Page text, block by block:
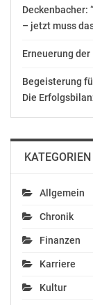
http://
Deborah
c/o
E-Mail:
DES
der jeweilige
Deckenbacher:
– jetzt muss
Erneuerung
Begeisterung
Die
KATEGORIEN
Allgemein
Chronik
Finanzen
Karriere
Kultur